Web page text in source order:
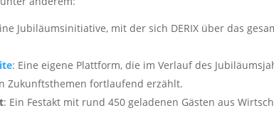
Jubiläumsinitiative, mit der sich DERIX über das
: Eine eigene Plattform, die im Verlauf des
Zukunftsthemen fortlaufend erzählt.
: Ein Festakt mit rund 450 geladenen Gästen aus